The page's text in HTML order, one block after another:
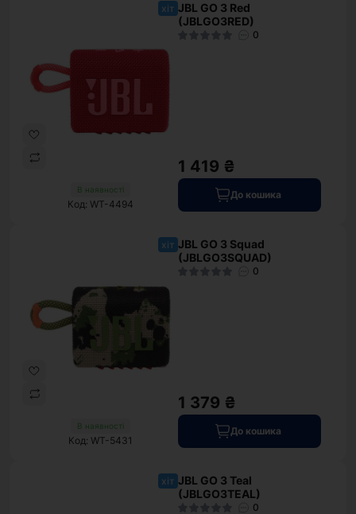
хіт
В наявності
Код: WT-4494
JBL GO 3 Red
(JBLGO3RED)
0
1 419 ₴
До кошика
хіт
В наявності
Код: WT-5431
JBL GO 3 Squad
(JBLGO3SQUAD)
0
1 379 ₴
До кошика
хіт JBL GO 3 Teal
(JBLGO3TEAL)
0